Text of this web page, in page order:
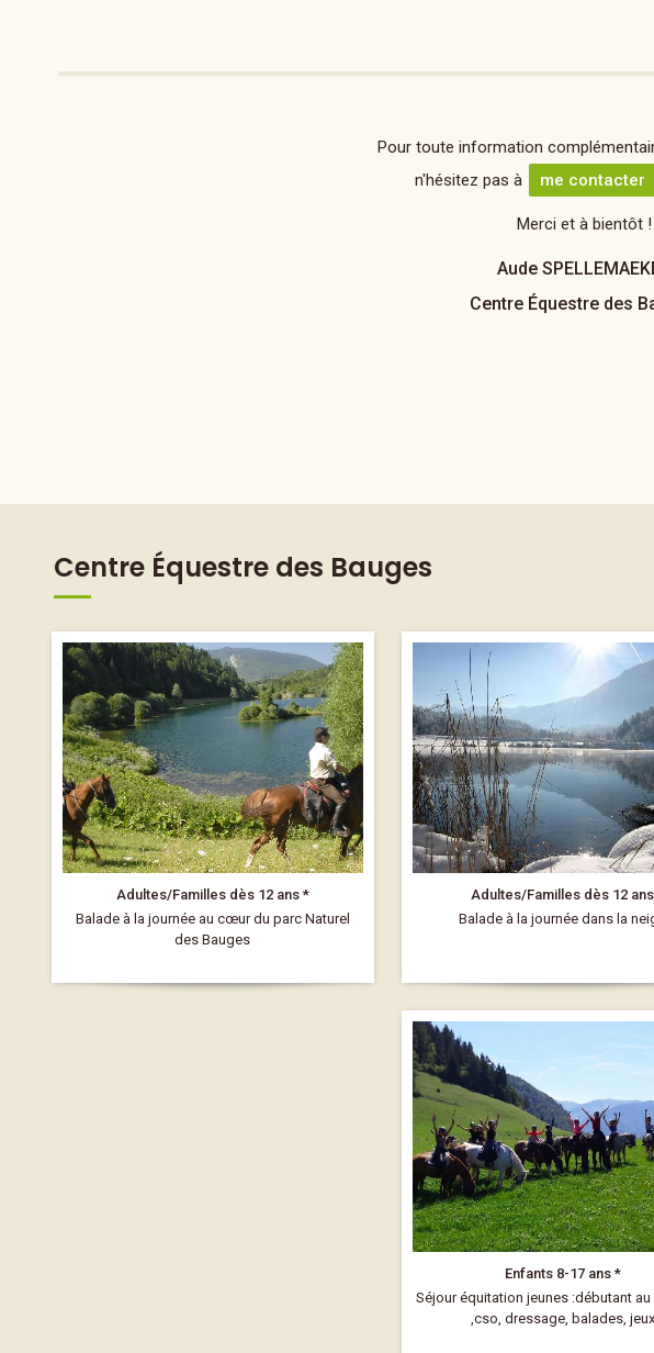
Pour toute information
n'hésitez pas à
me contacter
Merci et à bientôt !
Aude
Centre Équestre des
Centre Équestre des Bauges
Adultes/Familles dès 12 ans *
Balade à la journée au cœur du parc Naturel
des Bauges
Adultes/Familles dès 12 ans
Balade à la journée dans la
Enfants 8-17 ans *
Séjour équitation jeunes :débutant
,cso, dressage, balades, jeux